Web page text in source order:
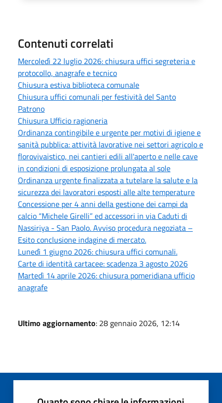
Contenuti correlati
Mercoledì 22 luglio 2026: chiusura uffici segreteria e
protocollo, anagrafe e tecnico
Chiusura estiva biblioteca comunale
Chiusura uffici comunali per festività del Santo
Patrono
Chiusura Ufficio ragioneria
Ordinanza contingibile e urgente per motivi di igiene e
sanità pubblica: attività lavorative nei settori agricolo e
florovivaistico, nei cantieri edili all'aperto e nelle cave
in condizioni di esposizione prolungata al sole
Ordinanza urgente finalizzata a tutelare la salute e la
sicurezza dei lavoratori esposti alle alte temperature
Concessione per 4 anni della gestione dei campi da
calcio “Michele Girelli” ed accessori in via Caduti di
Nassiriya - San Paolo. Avviso procedura negoziata –
Esito conclusione indagine di mercato.
Lunedì 1 giugno 2026: chiusura uffici comunali.
Carte di identità cartacee: scadenza 3 agosto 2026
Martedì 14 aprile 2026: chiusura pomeridiana ufficio
anagrafe
Ultimo aggiornamento: 28 gennaio 2026, 12:14